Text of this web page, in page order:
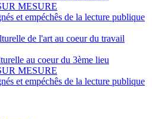
MESURE
et empéchês de la lecture publique
de l'art au coeur du travail
au coeur du 3ème lieu
MESURE
et empéchês de la lecture publique